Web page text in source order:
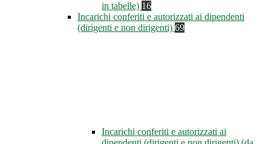
in tabelle) 16
Incarichi conferiti e autorizzati ai dipendenti
(dirigenti e non dirigenti) 69
Incarichi conferiti e autorizzati ai